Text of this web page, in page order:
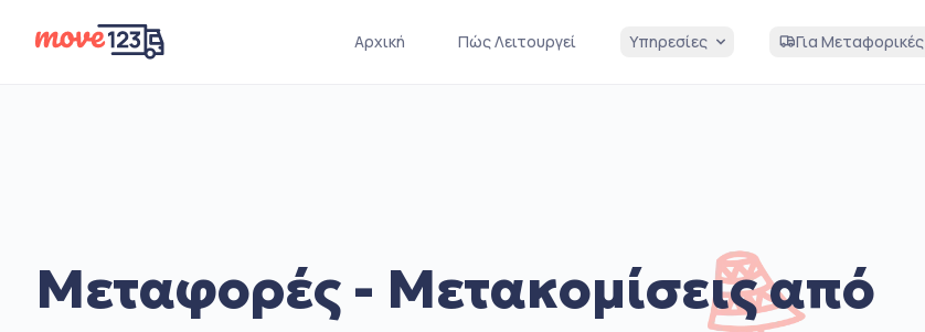
Αρχική Πώς Λειτουργεί Υπηρεσίες Για Μεταφορικές
Μεταφορές - Μετακομίσεις από